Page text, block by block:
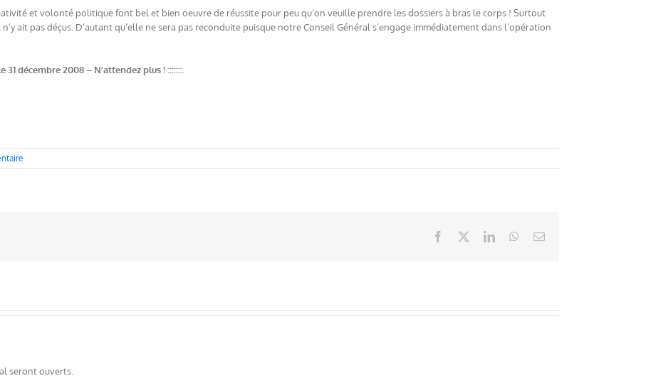
et volonté politique font bel et bien oeuvre de réussite pour peu qu’on veuille prendre les dossiers à bras le corps ! Surtout
ait pas déçus. D’autant qu’elle ne sera pas reconduite puisque notre Conseil Général s’engage immédiatement dans l’opération
31 décembre 2008 – N’attendez plus ! :::::::
Facebook LinkedInWhatsApp
Email
seront ouverts.